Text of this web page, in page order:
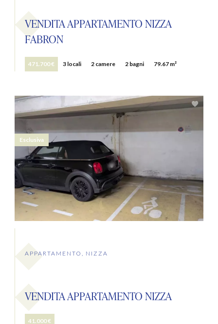
VENDITA APPARTAMENTO NIZZA
FABRON
471.700 € 3 locali 2 camere 2 bagni 79.67 m²
APPARTAMENTO, NIZZA
VENDITA APPARTAMENTO NIZZA
41.000 €
Esclusiva